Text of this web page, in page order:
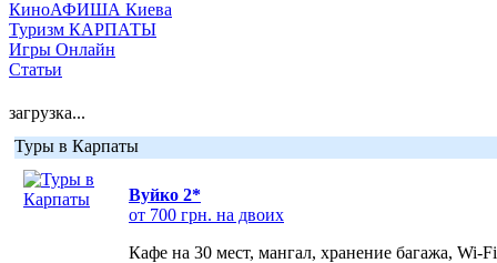
КиноАФИША Киева
Туризм КАРПАТЫ
Игры Онлайн
Статьи
загрузка...
Туры в Карпаты
Вуйко 2*
от 700 грн. на двоих
Кафе на 30 мест, мангал, хранение багажа, Wi-